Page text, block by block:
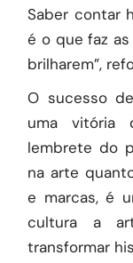
Saber contar
é o que faz
brilharem”,
O sucesso
uma vitória
lembrete do
na arte
e marcas, é
cultura a
transformar